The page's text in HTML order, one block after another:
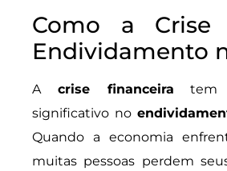
Como a
Endividamento
A crise financeira tem
significativo no
Quando a economia
muitas pessoas perdem